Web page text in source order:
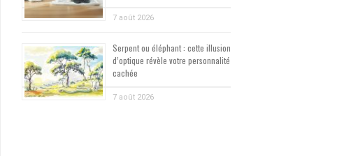
7 août 2026
Serpent ou éléphant : cette illusion
d’optique révèle votre personnalité
cachée
7 août 2026